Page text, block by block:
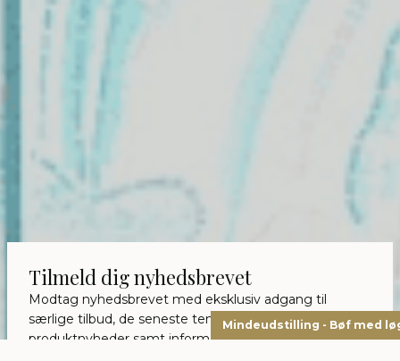
Tilmeld dig nyhedsbrevet
Modtag nyhedsbrevet med eksklusiv adgang til
særlige tilbud, de seneste tendenser og
produktnyheder samt information om spændende
Mindeudstilling - Bøf med